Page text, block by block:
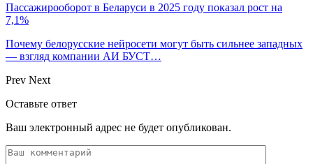
Пассажирооборот в Беларуси в 2025 году показал рост на
7,1%
Почему белорусские нейросети могут быть сильнее западных
— взгляд компании АИ БУСТ…
Prev Next
Оставьте ответ
Ваш электронный адрес не будет опубликован.